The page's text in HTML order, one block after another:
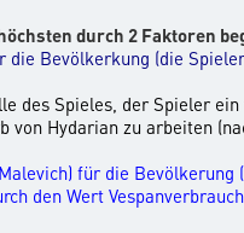
durch 2 Faktoren
Bevölkerkung (die
des Spieles, der Spieler
Hydarian zu arbeiten
für die Bevölkerung
den Wert